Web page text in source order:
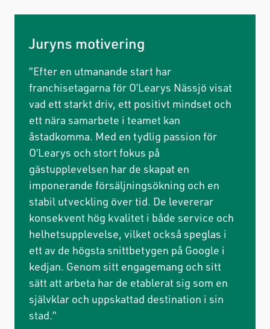
Juryns motivering
”Efter en utmanande start har
franchisetagarna för O’Learys Nässjö visat
vad ett starkt driv, ett positivt mindset och
ett nära samarbete i teamet kan
åstadkomma. Med en tydlig passion för
O’Learys och stort fokus på
gästupplevelsen har de skapat en
imponerande försäljningsökning och en
stabil utveckling över tid. De levererar
konsekvent hög kvalitet i både service och
helhetsupplevelse, vilket också speglas i
ett av de högsta snittbetygen på Google i
kedjan. Genom sitt engagemang och sitt
sätt att arbeta har de etablerat sig som en
självklar och uppskattad destination i sin
stad.”